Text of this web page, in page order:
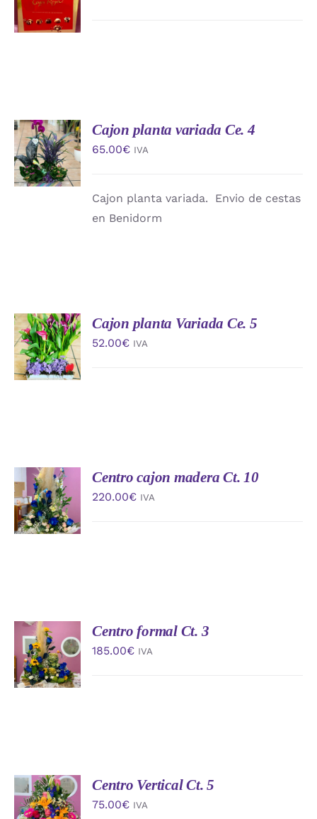
CARRITO
/
DETALLES
AÑADIR
AL
CARRITO
/
DETALLES
Cajon planta variada Ce. 4
65.00€ IVA
Cajon planta variada. Envio de cestas
en Benidorm
AÑADIR
AL
CARRITO
/
DETALLES
Cajon planta Variada Ce. 5
52.00€ IVA
AÑADIR
AL
CARRITO
/
DETALLES
Centro cajon madera Ct. 10
220.00€ IVA
AÑADIR
AL
CARRITO
/
DETALLES
Centro formal Ct. 3
185.00€ IVA
AÑADIR
AL
CARRITO
Centro Vertical Ct. 5
75.00€ IVA